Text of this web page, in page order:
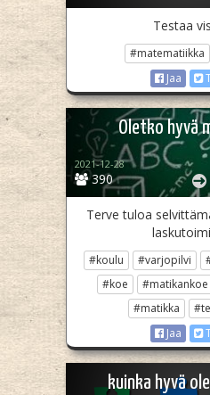
Testaa
#matematiikka
Jaa
Oletko hyvä
390
2021-12-28
Terve tuloa
#koulu #varjopilvi
#koe
#matikankoe
#matikka
Jaa
kuinka hyvä